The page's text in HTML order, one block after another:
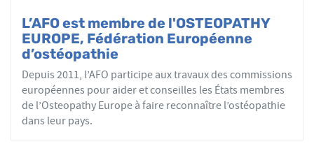
L’AFO est membre de l'OSTEOPATHY
EUROPE, Fédération Européenne
d’ostéopathie
Depuis 2011, l’AFO participe aux travaux des commissions
européennes pour aider et conseilles les États membres
de l’Osteopathy Europe à faire reconnaître l’ostéopathie
dans leur pays.